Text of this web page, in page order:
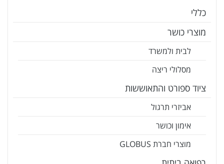
כללי
מוצרי כושר
לבית ולמשרד
מסלולי ריצה
ציוד ספורט והתאוששות
אביזרי תרגול
אימון וכושר
מוצרי חברת GLOBUS